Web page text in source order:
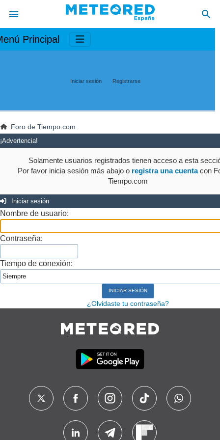
Principal
Iniciar sesión Registrarse
Foro de Tiempo.com
¡Advertencia!
Solamente usuarios registrados tienen acceso a esta
Por favor inicia sesión más abajo o registra una cuentacon
Tiempo.com
Iniciar sesión
Nombre de usuario:
Contraseña:
Tiempo de conexión:
¿Olvidaste tu contraseña?